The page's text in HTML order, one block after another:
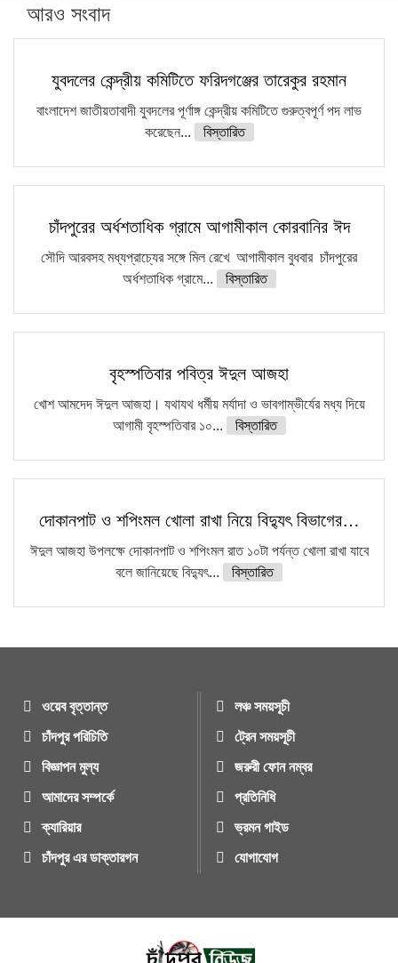
সারা দেশে বজ্রাঘাতে ১৪ জনের প্রাণহানি
ফরিদগঞ্জে আগুনে পুড়লো ৬ ব্যবসা প্রতিষ্ঠান
আরও সংবাদ
যুবদলের কেন্দ্রীয় কমিটিতে ফরিদগঞ্জের তারেকুর রহমান
বাংলাদেশ জাতীয়তাবাদী যুবদলের পূর্ণাঙ্গ কেন্দ্রীয় কমিটিতে গুরুত্বপূর্ণ পদ লাভ
করেছেন...
বিস্তারিত
চাঁদপুরের অর্ধশতাধিক গ্রামে আগামীকাল কোরবানির ঈদ
সৌদি আরবসহ মধ্যপ্রাচ্যের সঙ্গে মিল রেখে আগামীকাল বুধবার চাঁদপুরের
অর্ধশতাধিক গ্রামে...
বিস্তারিত
বৃহস্পতিবার পবিত্র ঈদুল আজহা
খোশ আমদেদ ঈদুল আজহা। যথাযথ ধর্মীয় মর্যাদা ও ভাবগাম্ভীর্যের মধ্য দিয়ে
আগামী বৃহস্পতিবার ১০...
বিস্তারিত
দোকানপাট ও শপিংমল খোলা রাখা নিয়ে বিদ্যুৎ বিভাগের…
ঈদুল আজহা উপলক্ষে দোকানপাট ও শপিংমল রাত ১০টা পর্যন্ত খোলা রাখা যাবে
বলে জানিয়েছে বিদ্যুৎ...
বিস্তারিত
ওয়েব বৃত্তান্ত
চাঁদপুর পরিচিতি
বিজ্ঞাপন মুল্য
আমাদের সম্পর্কে
ক্যারিয়ার
চাঁদপুর এর ডাক্তারগন
লঞ্চ সময়সূচী
ট্রেন সময়সূচী
জরুরী ফোন নম্বর
প্রতিনিধি
ভ্রমন গাইড
যোগাযোগ